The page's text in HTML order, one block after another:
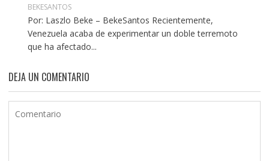
BEKESANTOS
Por: Laszlo Beke – BekeSantos Recientemente,
Venezuela acaba de experimentar un doble terremoto
que ha afectado...
DEJA UN COMENTARIO